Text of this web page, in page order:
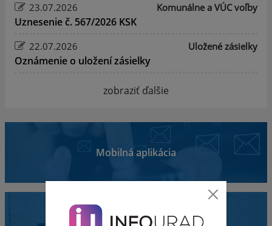
23.07.2026 Komunálne a VÚC voľby
Uznesenie č. 567/2026 KSK
22.07.2026 Uložené zásielky
Oznámenie o uložení zásielky
zobraziť ďalšie
Mobilná aplikácia
Obecný úrad